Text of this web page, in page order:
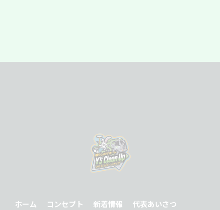
ホーム コンセプト 新着情報 代表あいさつ